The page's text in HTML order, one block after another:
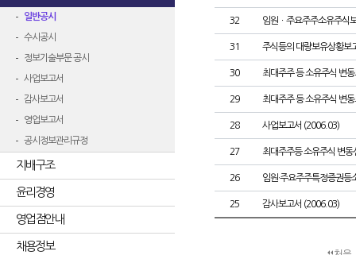
일반공시
수시공시
정보기술부문 공시
사업보고서
감사보고서
영업보고서
공시정보관리규정
지배구조
윤리경영
영업점안내
채용정보
32 임원ㆍ주요주주소유주식
31 주식등의 대량보유상황보
30 최대주주 등 소유주식 변
29 최대주주 등 소유주식 변
28 사업보고서 (2006.03)
27 최대주주등 소유주식 변동
26 임원·주요주주특정증권등
25 감사보고서 (2006.03)